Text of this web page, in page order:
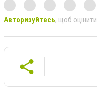
Авторизуйтесь, щоб оцінити